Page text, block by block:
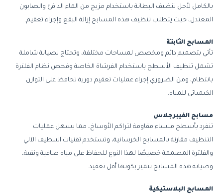
بالكامل لأجل تنظيف البطانة باستخدام مزيج من الماء الدافئ والصابون
المعتدل، حيث يتطلب تنظيف هذه المسابح إزالة البقع وإجراء تعقيم.
المسابح الثابتة
تأتي بتصميم دائم ومخصص لمساحات مختلفة، وتحتاج لصيانة شاملة
تشمل تنظيف الأسطح باستخدام الفرشاة الخاصة وفحص نظام الفلترة
بانتظام، ومن الضروري إجراء عمليات تعقيم دورية تحافظ على التوازن
الكيميائي للمياه.
مسابح الفيبرجلاس
تنفرد بأسطح ملساء مقاومة لتراكم الأوساخ، مما يسهل عمليات
التنظيف مقارنة بالمسابح الخرسانية، وتستخدم تقنيات التنظيف الآلي
والفلترة المصممة خصيصًا لهذا النوع للحفاظ على مياه صافية ونقية،
وصيانة هذه المسابح تتميز بكونها أقل تعقيد.
المسابح البلاستيكية